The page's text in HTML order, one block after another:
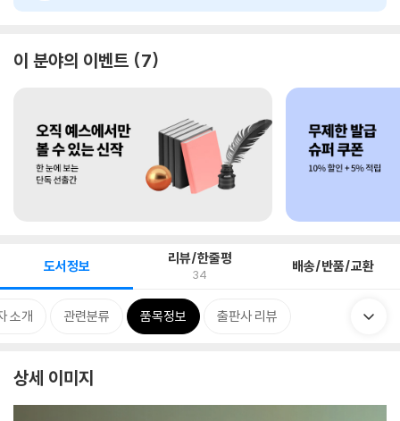
이 분야의 이벤트 7
도서정보 리뷰/한줄평
34 배송/반품/교환
소개 관련분류 품목정보 출판사 리뷰
상세 이미지